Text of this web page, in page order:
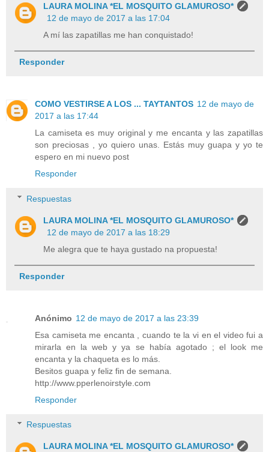
LAURA MOLINA *EL MOSQUITO GLAMUROSO*
12 de mayo de 2017 a las 17:04
A mí las zapatillas me han conquistado!
Responder
COMO VESTIRSE A LOS ... TAYTANTOS 12 de mayo de
2017 a las 17:44
La camiseta es muy original y me encanta y las zapatillas
son preciosas , yo quiero unas. Estás muy guapa y yo te
espero en mi nuevo post
Responder
Respuestas
LAURA MOLINA *EL MOSQUITO GLAMUROSO*
12 de mayo de 2017 a las 18:29
Me alegra que te haya gustado na propuesta!
Responder
Anónimo 12 de mayo de 2017 a las 23:39
Esa camiseta me encanta , cuando te la vi en el video fui a
mirarla en la web y ya se había agotado ; el look me
encanta y la chaqueta es lo más.
Besitos guapa y feliz fin de semana.
http://www.pperlenoirstyle.com
Responder
Respuestas
LAURA MOLINA *EL MOSQUITO GLAMUROSO*